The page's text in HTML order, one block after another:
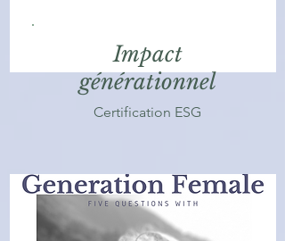
Impact
générationnel
Certification ESG